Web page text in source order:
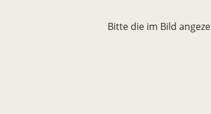
Bitte die im Bild